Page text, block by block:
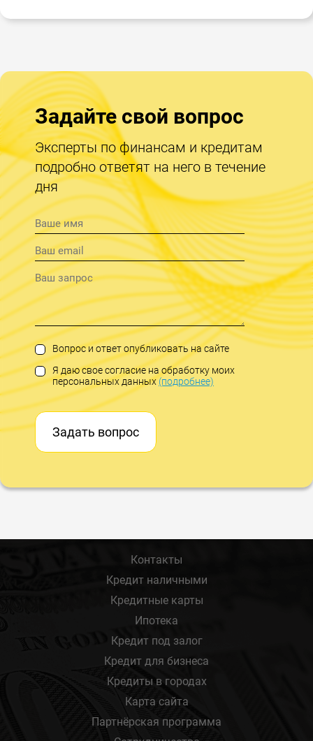
Задайте свой вопрос
Эксперты по финансам и кредитам
подробно ответят на него в течение
дня
Вопрос и ответ опубликовать на сайте
Я даю свое согласие на обработку моих
персональных данных(подробнее)
Задать вопрос
Контакты
Кредит наличными
Кредитные карты
Ипотека
Кредит под залог
Кредит для бизнеса
Кредиты в городах
Карта сайта
Партнёрская программа